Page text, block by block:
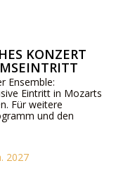
KONZERT
Ensemble:
Eintritt in Mozarts
Für weitere
und den
oder
2027